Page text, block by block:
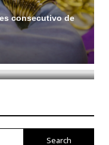
consecutivo de
Search